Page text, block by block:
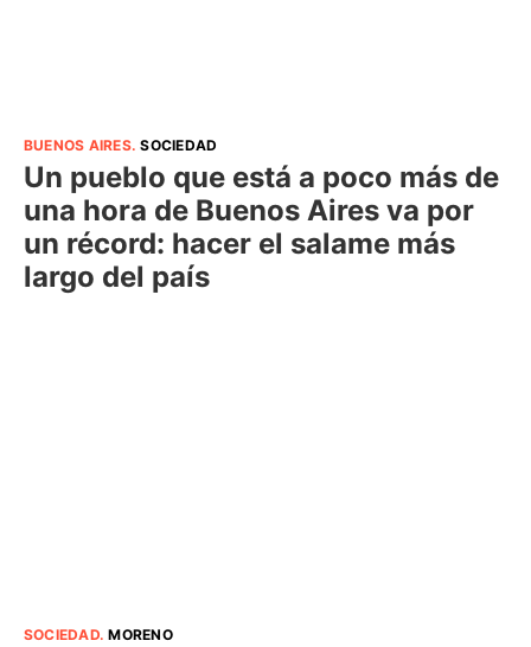
BUENOS AIRES.SOCIEDAD
Un pueblo que está a poco más de
una hora de Buenos Aires va por
un récord: hacer el salame más
largo del país
SOCIEDAD.MORENO